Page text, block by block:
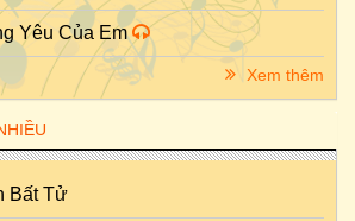
Yêu Của Em
Xem thêm
Bất Tử